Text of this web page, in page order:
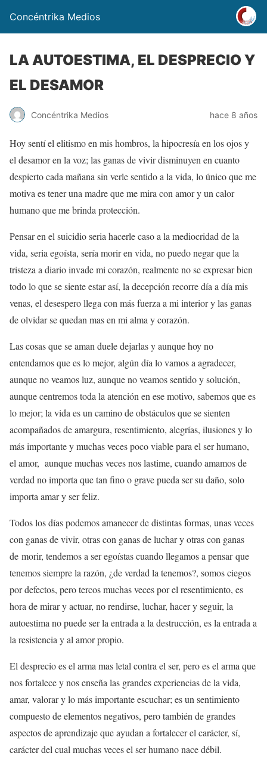
Concéntrika Medios
LA AUTOESTIMA, EL DESPRECIO Y
EL DESAMOR
Concéntrika Medios hace 8 años
Hoy sentí el elitismo en mis hombros, la hipocresía en los ojos y
el desamor en la voz; las ganas de vivir disminuyen en cuanto
despierto cada mañana sin verle sentido a la vida, lo único que me
motiva es tener una madre que me mira con amor y un calor
humano que me brinda protección.
Pensar en el suicidio seria hacerle caso a la mediocridad de la
vida, seria egoísta, sería morir en vida, no puedo negar que la
tristeza a diario invade mi corazón, realmente no se expresar bien
todo lo que se siente estar así, la decepción recorre día a día mis
venas, el desespero llega con más fuerza a mi interior y las ganas
de olvidar se quedan mas en mi alma y corazón.
Las cosas que se aman duele dejarlas y aunque hoy no
entendamos que es lo mejor, algún día lo vamos a agradecer,
aunque no veamos luz, aunque no veamos sentido y solución,
aunque centremos toda la atención en ese motivo, sabemos que es
lo mejor; la vida es un camino de obstáculos que se sienten
acompañados de amargura, resentimiento, alegrías, ilusiones y lo
más importante y muchas veces poco viable para el ser humano,
el amor, aunque muchas veces nos lastime, cuando amamos de
verdad no importa que tan fino o grave pueda ser su daño, solo
importa amar y ser feliz.
Todos los días podemos amanecer de distintas formas, unas veces
con ganas de vivir, otras con ganas de luchar y otras con ganas
de morir, tendemos a ser egoístas cuando llegamos a pensar que
tenemos siempre la razón, ¿de verdad la tenemos?, somos ciegos
por defectos, pero tercos muchas veces por el resentimiento, es
hora de mirar y actuar, no rendirse, luchar, hacer y seguir, la
autoestima no puede ser la entrada a la destrucción, es la entrada a
la resistencia y al amor propio.
El desprecio es el arma mas letal contra el ser, pero es el arma que
nos fortalece y nos enseña las grandes experiencias de la vida,
amar, valorar y lo más importante escuchar; es un sentimiento
compuesto de elementos negativos, pero también de grandes
aspectos de aprendizaje que ayudan a fortalecer el carácter, sí,
carácter del cual muchas veces el ser humano nace débil.